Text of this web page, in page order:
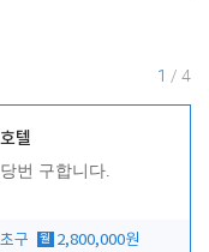
1 / 4
텔
번 구합니다.
구 월 2,800,000원